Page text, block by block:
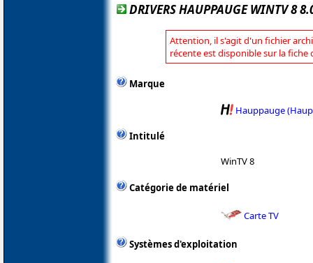
DRIVERS HAUPPAUGE WINTV 8
Attention, il s'agit d'un fichier
récente est disponible sur la fiche
Marque
Hauppauge
Intitulé
WinTV 8
Catégorie de matériel
Carte TV
Systèmes d'exploitation